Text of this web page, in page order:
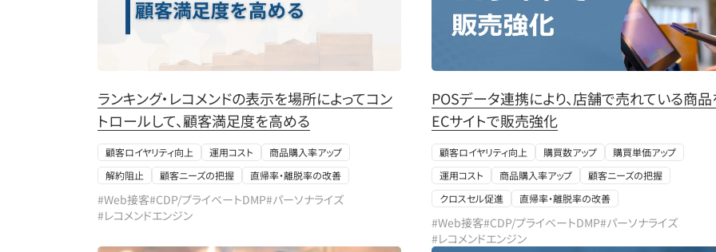
ランキング・レコメンドの表示を場所によってコン
トロールして、顧客満足度を高める​
顧客ロイヤリティ向上 運用コスト
商品購入率アップ
解約阻止
顧客ニーズの把握 直帰率・離脱率の改善
#Web接客#CDP/プライベートDMP#パーソナライズ
#レコメンドエンジン
POSデータ連携により、店舗で売れている商
ECサイトで販売強化
顧客ロイヤリティ向上 購買数アップ
購買単価アップ
運用コスト
商品購入率アップ
顧客ニーズの把握
クロスセル促進
直帰率・離脱率の改善
#Web接客#CDP/プライベートDMP#パーソナライズ
#レコメンドエンジン